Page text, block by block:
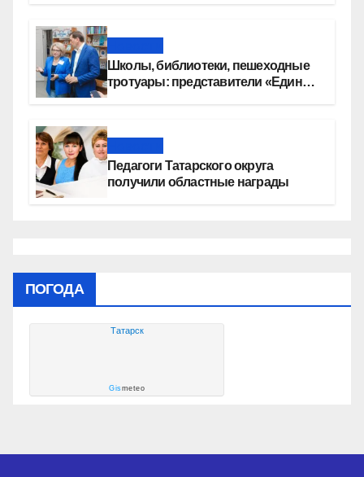
Школы, библиотеки, пешеходные
тротуары: представители «Единой
Педагоги Татарского округа
получили областные награды
ПОГОДА
Татарск
Gismeteo